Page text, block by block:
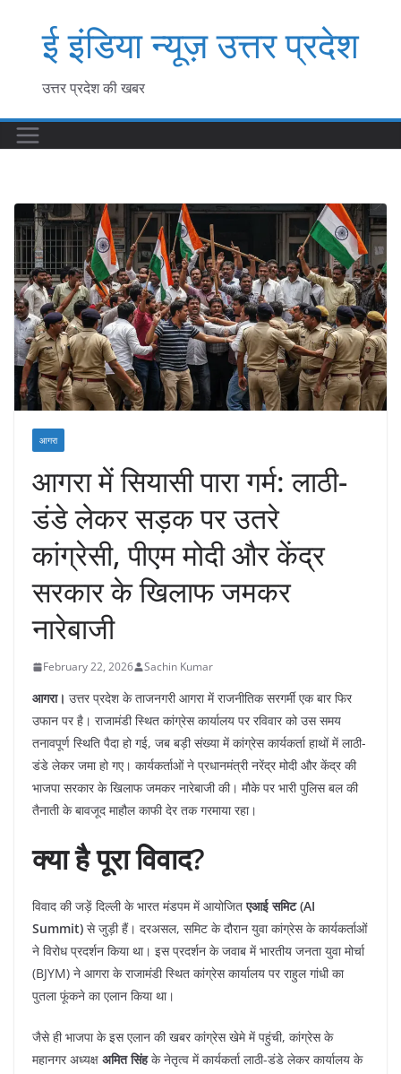
contentई इंडिया न्यूज़ उत्तर प्रदेश
उत्तर प्रदेश की खबर
आगरा
आगरा में सियासी पारा गर्म: लाठी-
डंडे लेकर सड़क पर उतरे
कांग्रेसी, पीएम मोदी और केंद्र
सरकार के खिलाफ जमकर
नारेबाजी
February 22, 2026 Sachin Kumar
आगरा। उत्तर प्रदेश के ताजनगरी आगरा में राजनीतिक सरगर्मी एक बार फिर
उफान पर है। राजामंडी स्थित कांग्रेस कार्यालय पर रविवार को उस समय
तनावपूर्ण स्थिति पैदा हो गई, जब बड़ी संख्या में कांग्रेस कार्यकर्ता हाथों में लाठी-
डंडे लेकर जमा हो गए। कार्यकर्ताओं ने प्रधानमंत्री नरेंद्र मोदी और केंद्र की
भाजपा सरकार के खिलाफ जमकर नारेबाजी की। मौके पर भारी पुलिस बल की
तैनाती के बावजूद माहौल काफी देर तक गरमाया रहा।
क्या है पूरा विवाद?
​विवाद की जड़ें दिल्ली के भारत मंडपम में आयोजितएआई समिट (AI
Summit) से जुड़ी हैं। दरअसल, समिट के दौरान युवा कांग्रेस के कार्यकर्ताओं
ने विरोध प्रदर्शन किया था। इस प्रदर्शन के जवाब में भारतीय जनता युवा मोर्चा
(BJYM) ने आगरा के राजामंडी स्थित कांग्रेस कार्यालय पर राहुल गांधी का
पुतला फूंकने का एलान किया था।
​जैसे ही भाजपा के इस एलान की खबर कांग्रेस खेमे में पहुंची, कांग्रेस के
महानगर अध्यक्ष अमित सिंहके नेतृत्व में कार्यकर्ता लाठी-डंडे लेकर कार्यालय के